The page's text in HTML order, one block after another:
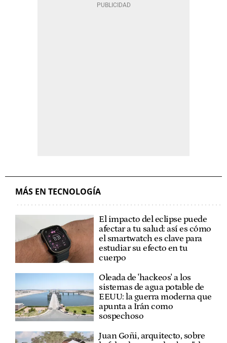
MÁS EN TECNOLOGÍA
El impacto del eclipse puede
afectar a tu salud: así es cómo
el smartwatch es clave para
estudiar su efecto en tu
cuerpo
Oleada de 'hackeos' a los
sistemas de agua potable de
EEUU: la guerra moderna que
apunta a Irán como
sospechoso
Juan Goñi, arquitecto, sobre